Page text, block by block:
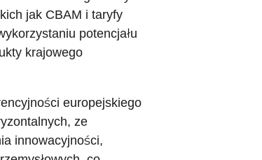
jak CBAM i taryfy
potencjału
krajowego
europejskiego
ze
innowacyjności,